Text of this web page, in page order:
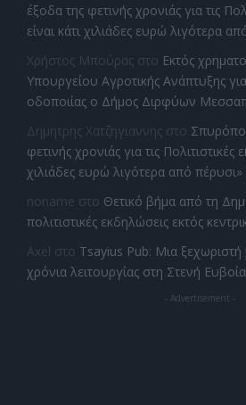
έξοδα της φετινής χρονιάς για τις
είναι κάτι χιλιάδες ευρώ λιγότερα
Χρήστος Μπούρας στο Εκτός
Υπουργείου Αγροτικής Ανάπτυξης
οδοποιίας ο Δήμος Διρφύων
Δημητρης Χατζηγιαννης στο
φετινής χρονιάς για τις Πολιτιστικές
χιλιάδες ευρώ λιγότερα από
noname στο Θετικό βήμα από τη
πολιτιστικές εκδηλώσεις εκτός
Axel στο Tsayius Pub: Μια ξεχωριστή
χρόνια λειτουργίας στη Στενή
- Advertisement -